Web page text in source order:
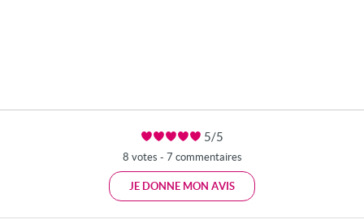
5/5
8 votes - 7 commentaires
JE DONNE MON AVIS